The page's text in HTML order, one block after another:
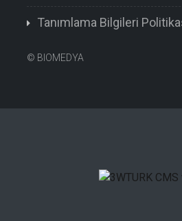
Tanımlama Bilgileri
© BIOMEDYA